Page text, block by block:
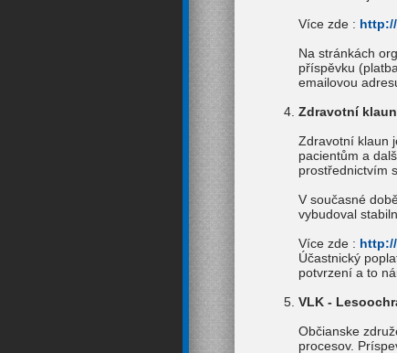
Více zde :
Na stránkách
příspěvku
emailovou
Zdravotní klaun
Zdravotní klaun
pacientům a
prostřednictvím
V současné
vybudoval
Více zde :
Účastnický
potvrzení a to
VLK -
Občianske
procesov.